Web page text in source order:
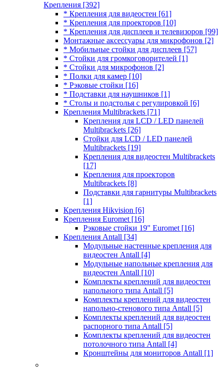
Крепления [392]
* Крепления для видеостен [61]
* Крепления для проекторов [10]
* Крепления для дисплеев и телевизоров [99]
Монтажные аксессуары для микрофонов [2]
* Мобильные стойки для дисплеев [57]
* Стойки для громкоговорителей [1]
* Стойки для микрофонов [2]
* Полки для камер [10]
* Рэковые стойки [16]
* Подставки для наушников [1]
* Столы и подстолья с регулировкой [6]
Крепления Multibrackets [71]
Крепления для LCD / LED панелей
Multibrackets [26]
Стойки для LCD / LED панелей
Multibrackets [19]
Крепления для видеостен Multibrackets
[17]
Крепления для проекторов
Multibrackets [8]
Подставки для гарнитуры Multibrackets
[1]
Крепления Hikvision [6]
Крепления Euromet [16]
Рэковые стойки 19" Euromet [16]
Крепления Antall [34]
Модульные настенные крепления для
видеостен Antall [4]
Модульные напольные крепления для
видеостен Antall [10]
Комплекты креплений для видеостен
напольного типа Antall [5]
Комплекты креплений для видеостен
напольно-стенового типа Antall [5]
Комплекты креплений для видеостен
распорного типа Antall [5]
Комплекты креплений для видеостен
потолочного типа Antall [4]
Кронштейны для мониторов Antall [1]